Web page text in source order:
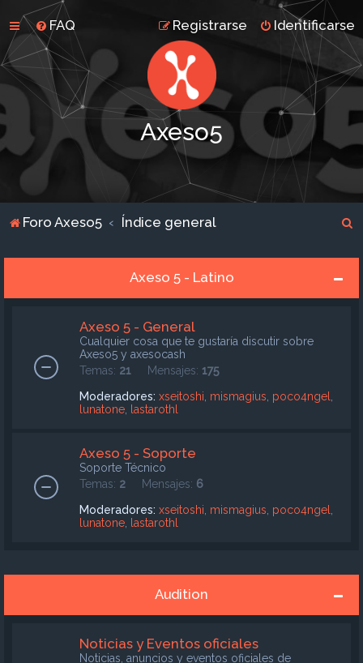
FAQ Identificarse
Registrarse
Axeso5
Foro Axeso5 Índice general
Axeso 5 - Latino
Axeso 5 - General
Cualquier cosa que te gustaría discutir sobre
Axeso5 y axesocash
Temas: 21 Mensajes: 175
Moderadores: xseitoshi mismagius poco4ngel
lunatone
lastarothl
Axeso 5 - Soporte
Soporte Técnico
Temas: 2 Mensajes: 6
Moderadores: xseitoshi mismagius poco4ngel
lunatone
lastarothl
Audition
Noticias y Eventos oficiales
Noticias, anuncios y eventos oficiales de